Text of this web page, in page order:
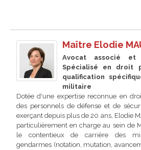
Maître Elodie
Avocat associé
Spécialisé en droit
qualification
militaire
Dotée d'une expertise reconnue en
des personnels de défense et de
exerçant depuis plus de 20 ans, Elodie
particulièrement en charge au sein de
le contentieux de carrière des
gendarmes (notation, mutation,